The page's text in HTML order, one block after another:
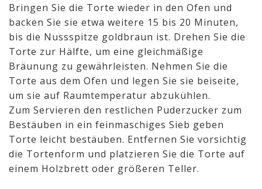
Bringen Sie die Torte wieder in den Ofen und
backen Sie sie etwa weitere 15 bis 20 Minuten,
bis die Nussspitze goldbraun ist. Drehen Sie die
Torte zur Hälfte, um eine gleichmäßige
Bräunung zu gewährleisten. Nehmen Sie die
Torte aus dem Ofen und legen Sie sie beiseite,
um sie auf Raumtemperatur abzukühlen.
Zum Servieren den restlichen Puderzucker zum
Bestäuben in ein feinmaschiges Sieb geben
Torte leicht bestäuben. Entfernen Sie vorsichtig
die Tortenform und platzieren Sie die Torte auf
einem Holzbrett oder größeren Teller.